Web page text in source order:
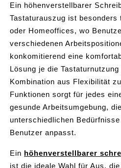
Ein höhenverstellbarer
Tastaturauszug ist besonders
oder Homeoffices, wo
verschiedenen
konkomitierend eine
Lösung je die
Kombination aus Flexibilität
Funktionen sorgt für jedes
gesunde Arbeitsumgebung,
unterschiedlichen
Benutzer anpasst.
Ein höhenverstellbarer
ist die ideale Wahl für Aus,